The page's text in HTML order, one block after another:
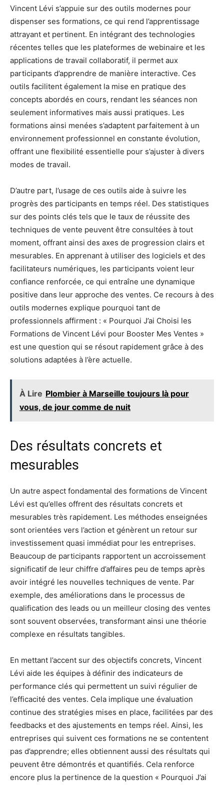
Vincent Lévi s’appuie sur des outils modernes pour
dispenser ses formations, ce qui rend l’apprentissage
attrayant et pertinent. En intégrant des technologies
récentes telles que les plateformes de webinaire et les
applications de travail collaboratif, il permet aux
participants d’apprendre de manière interactive. Ces
outils facilitent également la mise en pratique des
concepts abordés en cours, rendant les séances non
seulement informatives mais aussi pratiques. Les
formations ainsi menées s’adaptent parfaitement à un
environnement professionnel en constante évolution,
offrant une flexibilité essentielle pour s’ajuster à divers
modes de travail.
D’autre part, l’usage de ces outils aide à suivre les
progrès des participants en temps réel. Des statistiques
sur des points clés tels que le taux de réussite des
techniques de vente peuvent être consultées à tout
moment, offrant ainsi des axes de progression clairs et
mesurables. En apprenant à utiliser des logiciels et des
facilitateurs numériques, les participants voient leur
confiance renforcée, ce qui entraîne une dynamique
positive dans leur approche des ventes. Ce recours à des
outils modernes explique pourquoi tant de
professionnels affirment : « Pourquoi J’ai Choisi les
Formations de Vincent Lévi pour Booster Mes Ventes »
est une question qui se résout rapidement grâce à des
solutions adaptées à l’ère actuelle.
À Lire Plombier à Marseille toujours là pour
vous, de jour comme de nuit
Des résultats concrets et
mesurables
Un autre aspect fondamental des formations de Vincent
Lévi est qu’elles offrent des résultats concrets et
mesurables très rapidement. Les méthodes enseignées
sont orientées vers l’action et génèrent un retour sur
investissement quasi immédiat pour les entreprises.
Beaucoup de participants rapportent un accroissement
significatif de leur chiffre d’affaires peu de temps après
avoir intégré les nouvelles techniques de vente. Par
exemple, des améliorations dans le processus de
qualification des leads ou un meilleur closing des ventes
sont souvent observées, transformant ainsi une théorie
complexe en résultats tangibles.
En mettant l’accent sur des objectifs concrets, Vincent
Lévi aide les équipes à définir des indicateurs de
performance clés qui permettent un suivi régulier de
l’efficacité des ventes. Cela implique une évaluation
continue des stratégies mises en place, facilitées par des
feedbacks et des ajustements en temps réel. Ainsi, les
entreprises qui suivent ces formations ne se contentent
pas d’apprendre; elles obtiennent aussi des résultats qui
peuvent être démontrés et quantifiés. Cela renforce
encore plus la pertinence de la question « Pourquoi J’ai